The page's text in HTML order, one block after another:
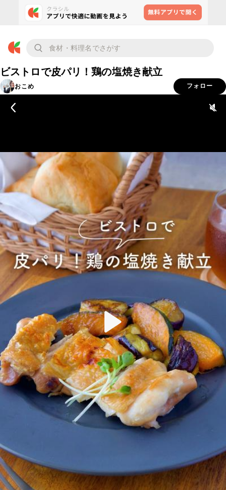
ビストロで皮パリ！鶏の塩焼き献立
おこめ フォロー